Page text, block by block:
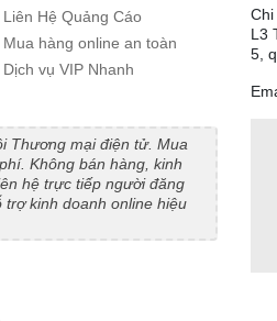
Liên Hệ Quảng Cáo
Mua hàng online an toàn
Dịch vụ VIP Nhanh
Thương mại điện tử. Mua
Không bán hàng, kinh
hệ trực tiếp người đăng
trợ kinh doanh online hiệu
Chi
L3
5,